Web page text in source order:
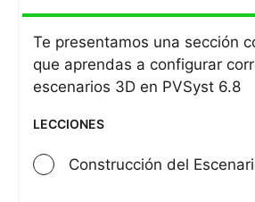
Te presentamos una sección
que aprendas a configurar
escenarios 3D en PVSyst 6.8
LECCIONES
Construcción del